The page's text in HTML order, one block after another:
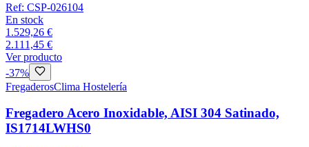
Ref: CSP-026104
En stock
1.529,26 €
2.111,45 €
Ver producto
-37%
FregaderosClima Hostelería
Fregadero Acero Inoxidable, AISI 304 Satinado,
IS1714LWHS0